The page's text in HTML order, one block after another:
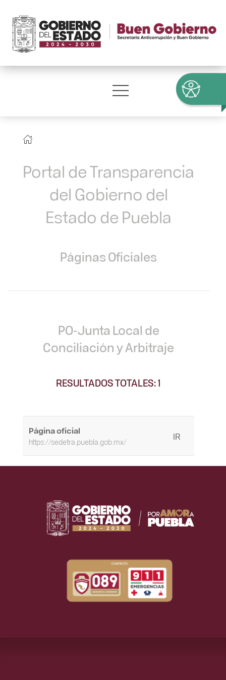
Portal de Transparencia
del Gobierno del
Estado de Puebla
Páginas Oficiales
PO-Junta Local de
Conciliación y Arbitraje
RESULTADOS TOTALES: 1
Página oficial
https://sedetra.puebla.gob.mx/ IR